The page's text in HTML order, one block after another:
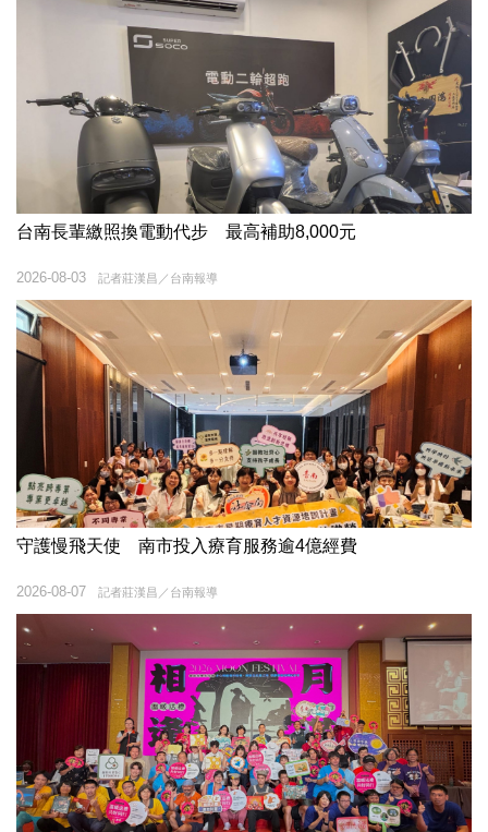
台南長輩繳照換電動代步 最高補助8,000元
記者莊漢昌／台南報導
2026-08-03
守護慢飛天使 南市投入療育服務逾4億經費
記者莊漢昌／台南報導
2026-08-07